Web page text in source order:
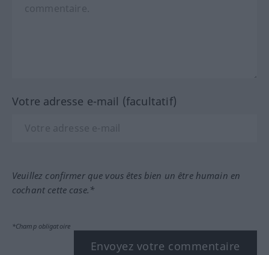
Votre adresse e-mail (facultatif)
Veuillez confirmer que vous êtes bien un être humain en
cochant cette case.*
*Champ obligatoire
Envoyez votre commentaire